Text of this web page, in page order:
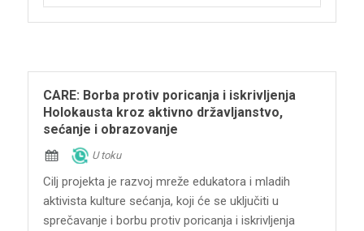
CARE: Borba protiv poricanja i iskrivljenja
Holokausta kroz aktivno državljanstvo,
sećanje i obrazovanje
U toku
Cilj projekta je razvoj mreže edukatora i mladih
aktivista kulture sećanja, koji će se uključiti u
sprečavanje i borbu protiv poricanja i iskrivljenja